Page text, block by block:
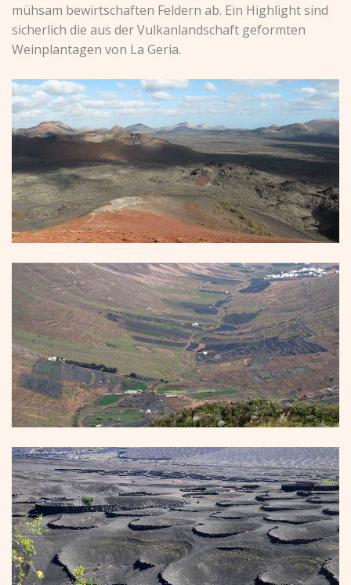
mühsam bewirtschaften Feldern ab. Ein Highlight sind
sicherlich die aus der Vulkanlandschaft geformten
Weinplantagen von La Geria.